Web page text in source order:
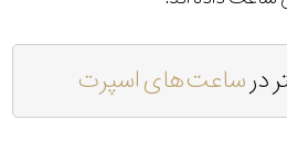
درساعت های اسپرت